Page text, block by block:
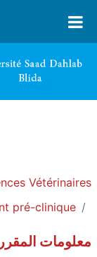
Vétérinaires
pré-clinique
معلومات المقرر